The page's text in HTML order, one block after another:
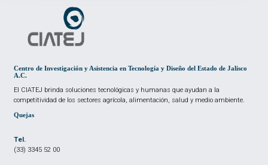
Centro de Investigación y Asistencia en Tecnología y Diseño del Estado de Jalisco
A.C.
El CIATEJ brinda soluciones tecnológicas y humanas que ayudan a la
competitividad de los sectores agrícola, alimentación, salud y medio ambiente.
Quejas
Tel.
(33) 3345 52 00